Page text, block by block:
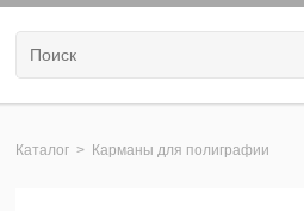
Каталог > Карманы для полиграфии